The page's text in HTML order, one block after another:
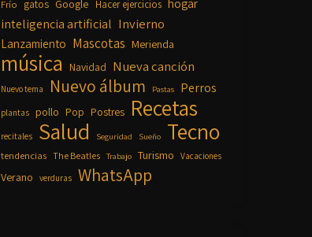
Frío gatos Google Hacer ejercicios hogar
inteligencia artificial Invierno
Lanzamiento Mascotas Merienda
música Navidad Nueva canción
Nuevo tema Nuevo álbum Pastas Perros
plantas pollo Pop Postres Recetas
recitales Salud Seguridad Sueño Tecno
tendencias The Beatles Trabajo Turismo Vacaciones
Verano verduras WhatsApp